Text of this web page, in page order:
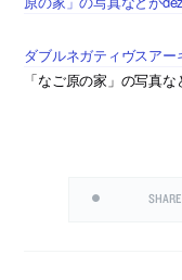
ダブルネガティヴスアー
「なご原の家」の写真
SHARE